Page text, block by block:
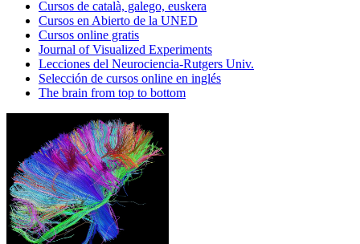
Cursos de català, galego, euskera
Cursos en Abierto de la UNED
Cursos online gratis
Journal of Visualized Experiments
Lecciones del Neurociencia-Rutgers Univ.
Selección de cursos online en inglés
The brain from top to bottom